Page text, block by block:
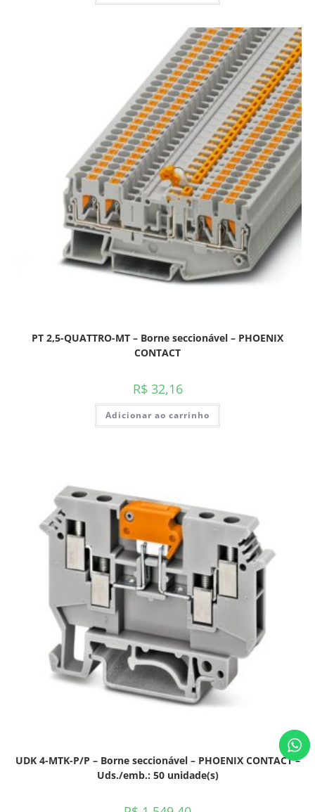
PT 2,5-QUATTRO-MT – Borne seccionável – PHOENIX
CONTACT
R$ 32,16
Adicionar ao carrinho
UDK 4-MTK-P/P – Borne seccionável – PHOENIX CONTACT –
Uds./emb.: 50 unidade(s)